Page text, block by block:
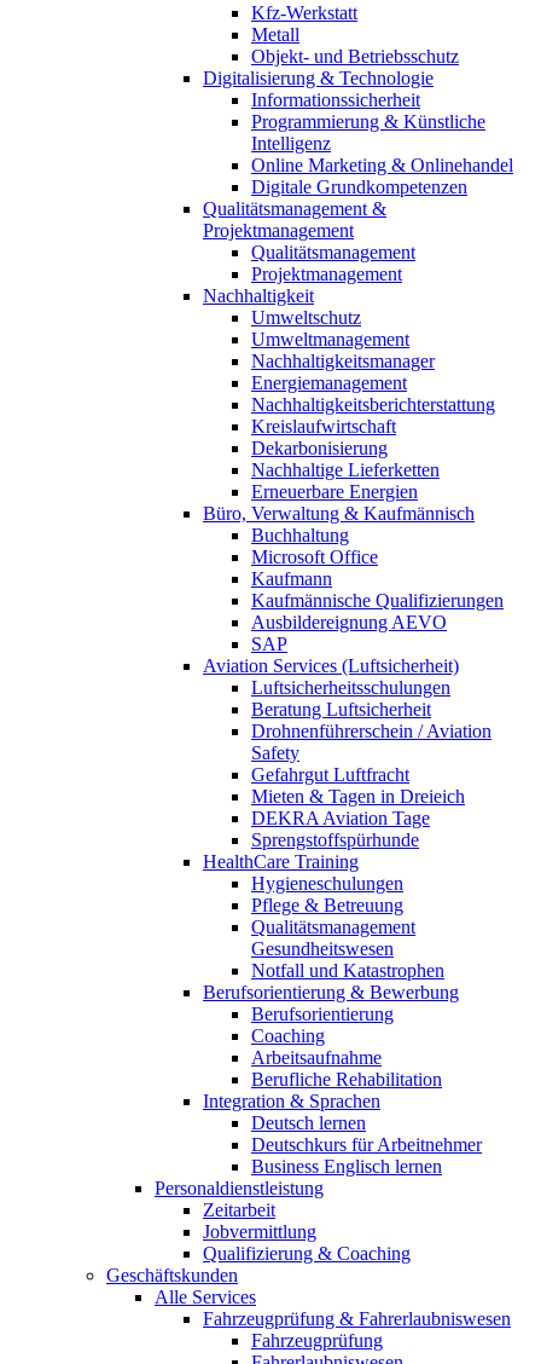
Kfz-Werkstatt
Metall
Objekt- und Betriebsschutz
Digitalisierung & Technologie
Informationssicherheit
Programmierung & Künstliche
Intelligenz
Online Marketing & Onlinehandel
Digitale Grundkompetenzen
Qualitätsmanagement &
Projektmanagement
Qualitätsmanagement
Projektmanagement
Nachhaltigkeit
Umweltschutz
Umweltmanagement
Nachhaltigkeitsmanager
Energiemanagement
Nachhaltigkeitsberichterstattung
Kreislaufwirtschaft
Dekarbonisierung
Nachhaltige Lieferketten
Erneuerbare Energien
Büro, Verwaltung & Kaufmännisch
Buchhaltung
Microsoft Office
Kaufmann
Kaufmännische Qualifizierungen
Ausbildereignung AEVO
SAP
Aviation Services (Luftsicherheit)
Luftsicherheitsschulungen
Beratung Luftsicherheit
Drohnenführerschein / Aviation
Safety
Gefahrgut Luftfracht
Mieten & Tagen in Dreieich
DEKRA Aviation Tage
Sprengstoffspürhunde
HealthCare Training
Hygieneschulungen
Pflege & Betreuung
Qualitätsmanagement
Gesundheitswesen
Notfall und Katastrophen
Berufsorientierung & Bewerbung
Berufsorientierung
Coaching
Arbeitsaufnahme
Berufliche Rehabilitation
Integration & Sprachen
Deutsch lernen
Deutschkurs für Arbeitnehmer
Business Englisch lernen
Personaldienstleistung
Zeitarbeit
Jobvermittlung
Qualifizierung & Coaching
Geschäftskunden
Alle Services
Fahrzeugprüfung & Fahrerlaubniswesen
Fahrzeugprüfung